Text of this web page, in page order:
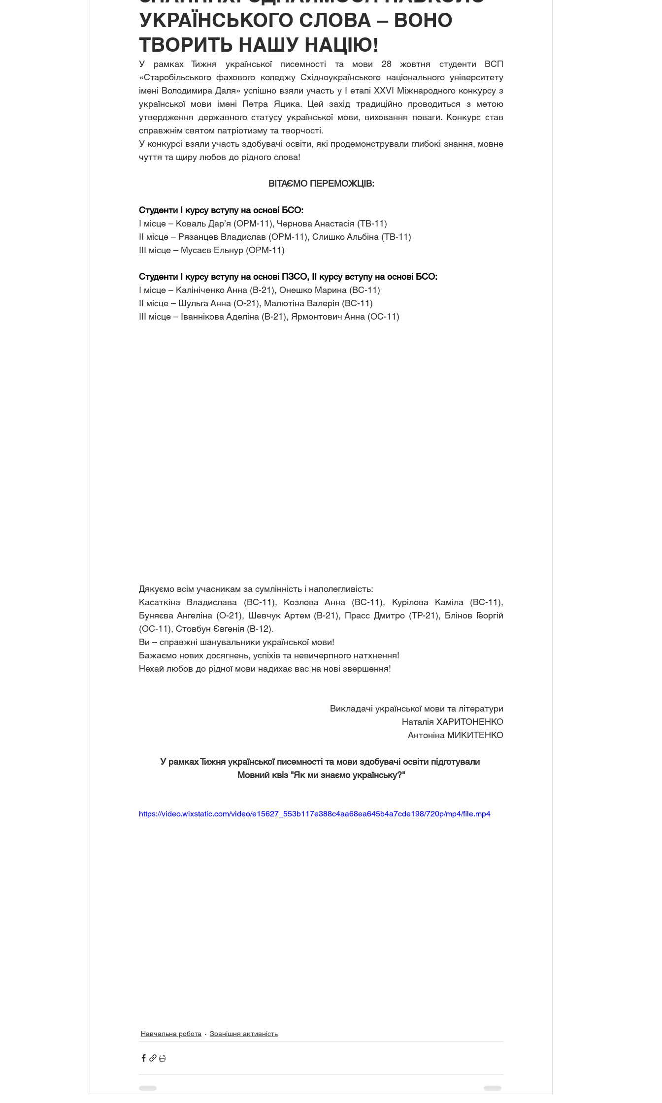
УКРАЇНСЬКОГО СЛОВА – ВОНО
ТВОРИТЬ НАШУ НАЦІЮ!
У рамках Тижня української писемності та мови 28 жовтня студенти ВСП
«Старобільського фахового коледжу Східноукраїнського національного університету
імені Володимира Даля» успішно взяли участь у I етапі ХХVІ Міжнародного конкурсу з
української мови імені Петра Яцика. Цей захід традиційно проводиться з метою
утвердження державного статусу української мови, виховання поваги. Конкурс став
справжнім святом патріотизму та творчості.
У конкурсі взяли участь здобувачі освіти, які продемонстрували глибокі знання, мовне
чуття та щиру любов до рідного слова!
ВІТАЄМО ПЕРЕМОЖЦІВ:
Студенти І курсу вступу на основі БСО:
І місце – Коваль Дар’я (ОРМ-11), Чернова Анастасія (ТВ-11)
ІІ місце – Рязанцев Владислав (ОРМ-11), Слишко Альбіна (ТВ-11)
ІІІ місце – Мусаєв Ельнур (ОРМ-11)
Студенти І курсу вступу на основі ПЗСО, ІІ курсу вступу на основі БСО:
І місце – Калініченко Анна (В-21), Онешко Марина (ВС-11)
ІІ місце – Шульга Анна (О-21), Малютіна Валерія (ВС-11)
ІІІ місце – Іваннікова Аделіна (В-21), Ярмонтович Анна (ОС-11)
Дякуємо всім учасникам за сумлінність і наполегливість:
Касаткіна Владислава (ВС-11), Козлова Анна (ВС-11), Курілова Каміла (ВС-11),
Буняєва Ангеліна (О-21), Шевчук Артем (В-21), Прасс Дмитро (ТР-21), Блінов Георгій
(ОС-11), Стовбун Євгенія (В-12).
Ви – справжні шанувальники української мови!
Бажаємо нових досягнень, успіхів та невичерпного натхнення!
Нехай любов до рідної мови надихає вас на нові звершення!
Викладачі української мови та літератури
Наталія ХАРИТОНЕНКО
Антоніна МИКИТЕНКО
У рамках Тижня української писемності та мови здобувачі освіти підготували
Мовний квіз "Як ми знаємо українську?"
https://video.wixstatic.com/video/e15627_553b117e388c4aa68ea645b4a7cde198/720p/mp4/file.mp4
Навчальна робота Зовнішня активність